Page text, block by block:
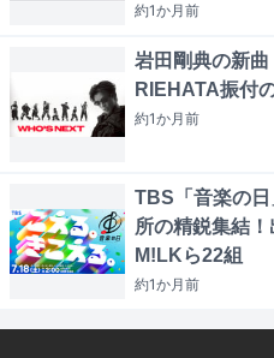
約1か月前
岩田剛典の新
RIEHATA振付
約1か月前
TBS「音楽の
所の精鋭集結！
M!LKら22組
約1か月前